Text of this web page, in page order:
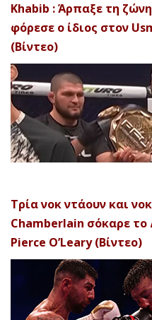
Khabib : Άρπαξε τη
φόρεσε ο ίδιος στον
(Βίντεο)
Τρία νοκ ντάουν και
Chamberlain σόκαρε
Pierce O’Leary (Βίντεο)